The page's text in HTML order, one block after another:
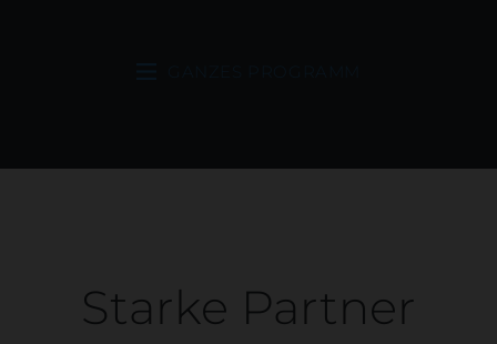
Starke Partner